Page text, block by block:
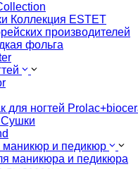
Коллекция ESTET
производителей
фольга
для ногтей
и педикюр
маникюра и педикюра